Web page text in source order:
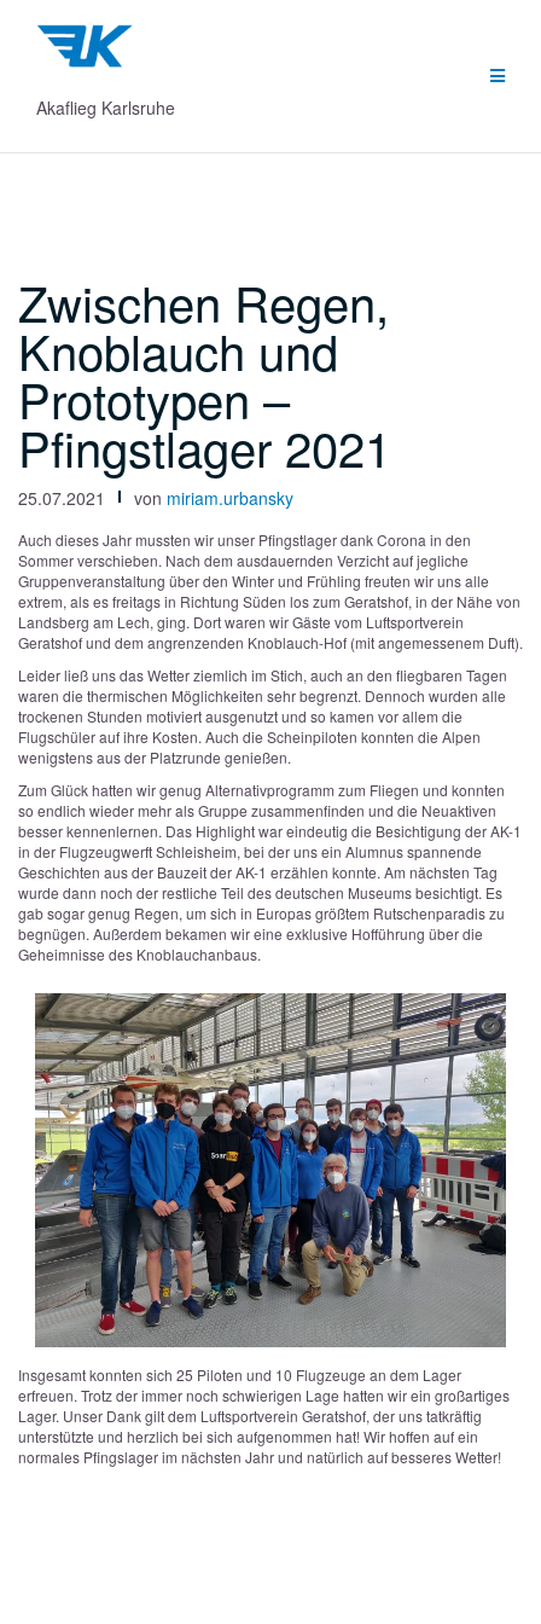
Inhalt
springen
Akaflieg Karlsruhe
Zwischen Regen,
Knoblauch und
Prototypen –
Pfingstlager 2021
25.07.2021 von miriam.urbansky
Auch dieses Jahr mussten wir unser Pfingstlager dank Corona in den
Sommer verschieben. Nach dem ausdauernden Verzicht auf jegliche
Gruppenveranstaltung über den Winter und Frühling freuten wir uns alle
extrem, als es freitags in Richtung Süden los zum Geratshof, in der Nähe von
Landsberg am Lech, ging. Dort waren wir Gäste vom Luftsportverein
Geratshof und dem angrenzenden Knoblauch-Hof (mit angemessenem Duft).
Leider ließ uns das Wetter ziemlich im Stich, auch an den fliegbaren Tagen
waren die thermischen Möglichkeiten sehr begrenzt. Dennoch wurden alle
trockenen Stunden motiviert ausgenutzt und so kamen vor allem die
Flugschüler auf ihre Kosten. Auch die Scheinpiloten konnten die Alpen
wenigstens aus der Platzrunde genießen.
Zum Glück hatten wir genug Alternativprogramm zum Fliegen und konnten
so endlich wieder mehr als Gruppe zusammenfinden und die Neuaktiven
besser kennenlernen. Das Highlight war eindeutig die Besichtigung der AK-1
in der Flugzeugwerft Schleisheim, bei der uns ein Alumnus spannende
Geschichten aus der Bauzeit der AK-1 erzählen konnte. Am nächsten Tag
wurde dann noch der restliche Teil des deutschen Museums besichtigt. Es
gab sogar genug Regen, um sich in Europas größtem Rutschenparadis zu
begnügen. Außerdem bekamen wir eine exklusive Hofführung über die
Geheimnisse des Knoblauchanbaus.
Insgesamt konnten sich 25 Piloten und 10 Flugzeuge an dem Lager
erfreuen. Trotz der immer noch schwierigen Lage hatten wir ein großartiges
Lager. Unser Dank gilt dem Luftsportverein Geratshof, der uns tatkräftig
unterstützte und herzlich bei sich aufgenommen hat! Wir hoffen auf ein
normales Pfingslager im nächsten Jahr und natürlich auf besseres Wetter!